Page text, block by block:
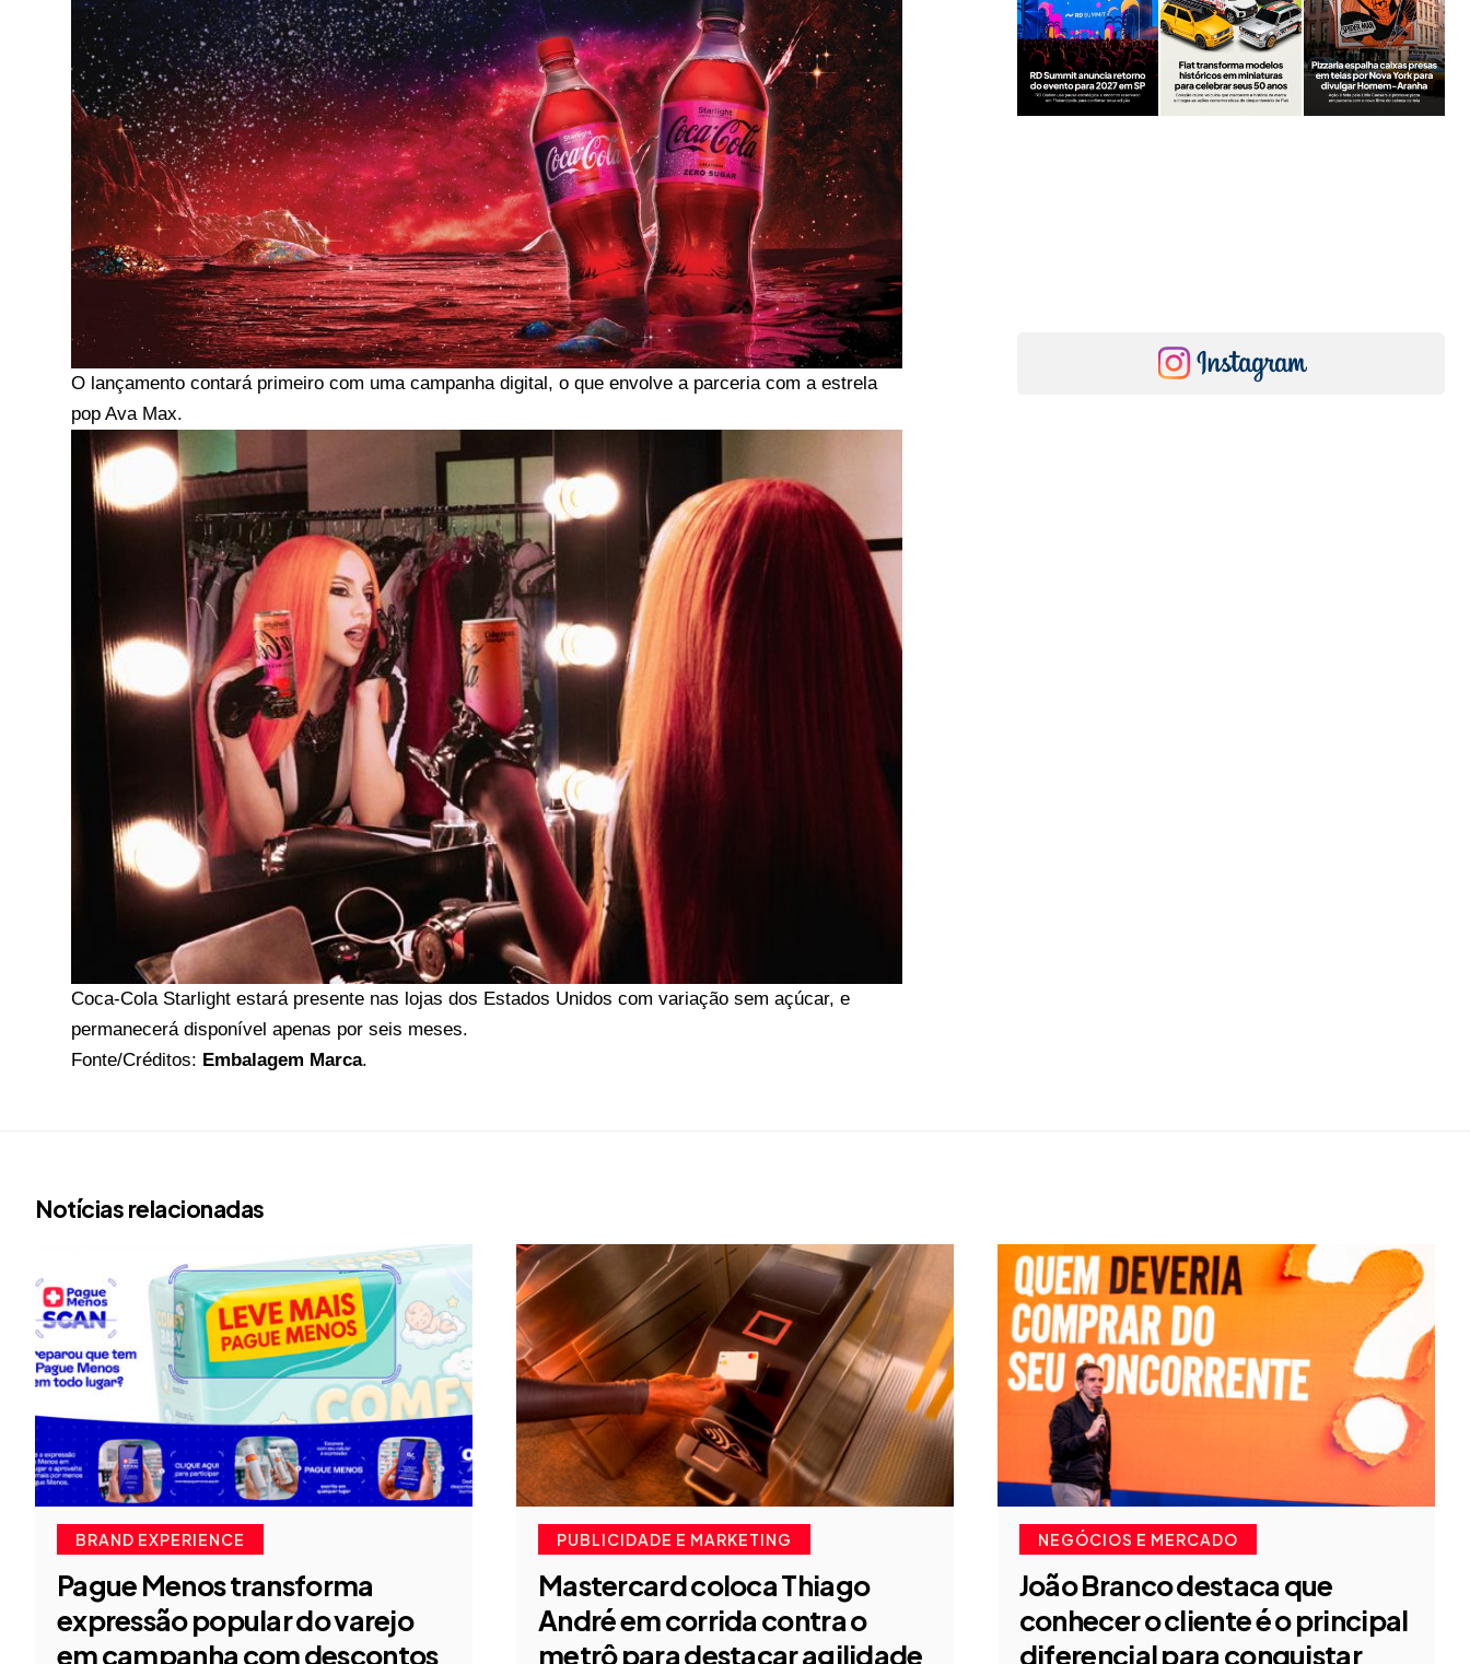
O lançamento contará primeiro com uma campanha digital, o que envolve a parceria com a estrela
pop Ava Max.
Coca-Cola Starlight estará presente nas lojas dos Estados Unidos com variação sem açúcar, e
permanecerá disponível apenas por seis meses.
Fonte/Créditos: Embalagem Marca.
Notícias relacionadas
BRAND EXPERIENCE
Pague Menos transforma
expressão popular do varejo
em campanha com descontos
PUBLICIDADE E MARKETING
Mastercard coloca Thiago
André em corrida contra o
metrô para destacar agilidade
NEGÓCIOS E MERCADO
João Branco destaca que
conhecer o cliente é o principal
diferencial para conquistar